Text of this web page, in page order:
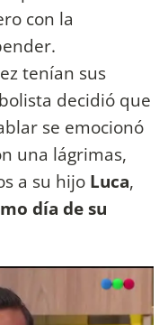
con la
tenían sus
decidió que
se emocionó
una lágrimas,
a su hijo Luca,
día de su